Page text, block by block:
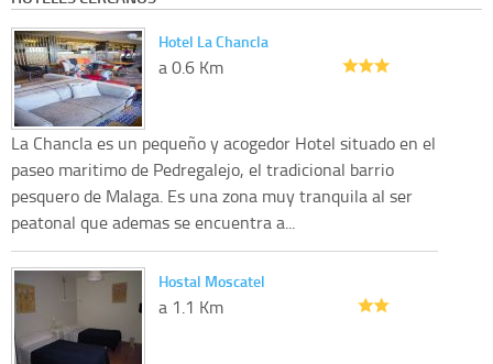
Hotel La Chancla
a 0.6 Km
La Chancla es un pequeño y acogedor Hotel situado en el
paseo maritimo de Pedregalejo, el tradicional barrio
pesquero de Malaga. Es una zona muy tranquila al ser
peatonal que ademas se encuentra a...
Hostal Moscatel
a 1.1 Km